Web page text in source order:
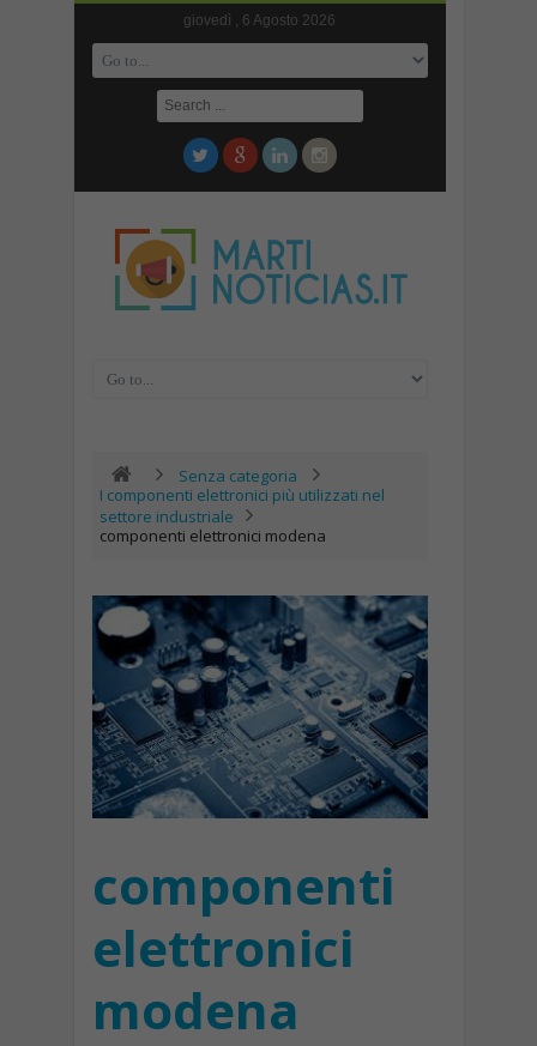
giovedì , 6 Agosto 2026
Senza categoria
I componenti elettronici più utilizzati nel
settore industriale
componenti elettronici modena
componenti
elettronici
modena